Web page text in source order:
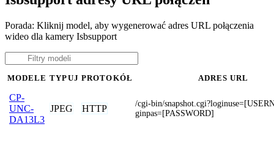
Porada: Kliknij model, aby wygenerować adres URL połączenia
wideo dla kamery Isbsupport
MODELE TYPUJ PROTOKÓŁ ADRES URL
CP-
UNC-
DA13L3
JPEG HTTP
/cgi-bin/
ginpas=[PASSWORD]